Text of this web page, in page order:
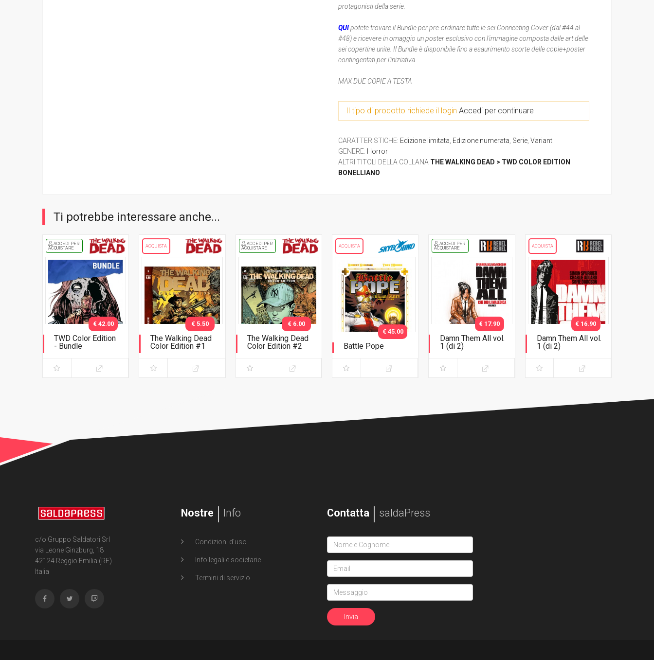
protagonisti della serie.
QUIpotete trovare il Bundle per pre-ordinare tutte le sei Connecting Cover (dal #44 al
#48) e ricevere in omaggio un poster esclusivo con l'immagine composta dalle art delle
sei copertine unite. Il Bundle è disponibile fino a esaurimento scorte delle copie+poster
contingentati per l'iniziativa.
MAX DUE COPIE A TESTA
Il tipo di prodotto richiede il loginAccedi per continuare
CARATTERISTICHE: Edizione limitata Edizione numerata Serie ,Variant
GENERE: Horror
ALTRI TITOLI DELLA COLLANA THE WALKING DEAD > TWD COLOR EDITION
BONELLIANO
Ti potrebbe interessare anche...
ACCEDI PER
ACQUISTARE
TWD Color Edition
- Bundle
€ 42.00
ACQUISTA
The Walking Dead
Color Edition #1
€ 5.50
ACCEDI PER
ACQUISTARE
The Walking Dead
Color Edition #2
€ 6.00
ACQUISTA
Battle Pope
Collezione
€ 45.00
ACCEDI PER
ACQUISTARE
Damn Them All vol.
1 (di 2)
€ 17.90
ACQUISTA
Damn Them All vol.
1 (di 2)
€ 16.90
c/o Gruppo Saldatori Srl
via Leone Ginzburg, 18
42124 Reggio Emilia (RE)
Italia
Nostre Info
Condizioni d'uso
Info legali e societarie
Termini di servizio
Contatta saldaPress